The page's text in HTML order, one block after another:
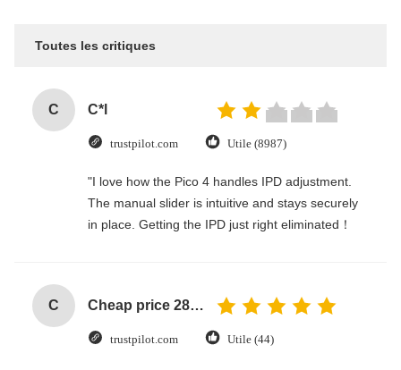
Toutes les critiques
C C*l
trustpilot.com Utile (8987)
"I love how the Pico 4 handles IPD adjustment.
The manual slider is intuitive and stays securely
in place. Getting the IPD just right eliminated！
C Cheap price 28mm Aluminium Curtain Rod 1.2mm thickness with plastic final
trustpilot.com Utile (44)